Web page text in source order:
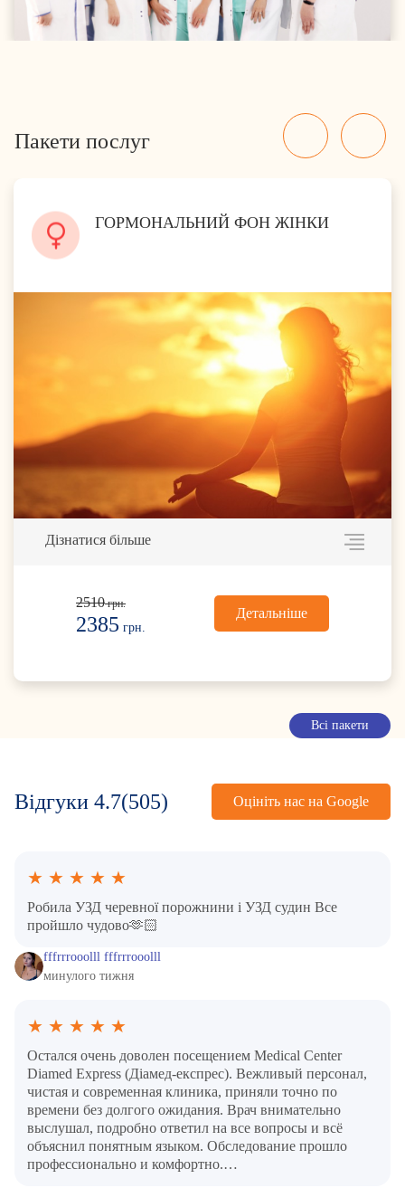
Пакети послуг
ГОРМОНАЛЬНИЙ ФОН ЖІНКИ
Дізнатися більше
2510грн.
2385 грн.
Детальніше
Всі пакети
Відгуки 4.7(505) Оцініть нас на Google
★ ★ ★ ★ ★
Робила УЗД черевної порожнини і УЗД судин Все
пройшло чудово🫶🏻
fffrrrooolll fffrrrooolll
минулого тижня
★ ★ ★ ★ ★
Остался очень доволен посещением Medical Center
Diamed Express (Діамед-експрес). Вежливый персонал,
чистая и современная клиника, приняли точно по
времени без долгого ожидания. Врач внимательно
выслушал, подробно ответил на все вопросы и всё
объяснил понятным языком. Обследование прошло
профессионально и комфортно.…